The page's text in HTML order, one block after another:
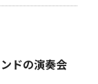
ドの演奏会